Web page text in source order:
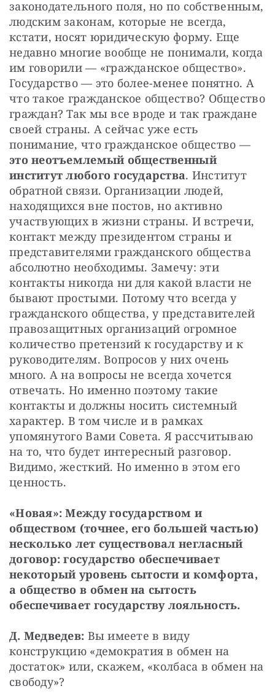
законодательного поля, но по собственным,
людским законам, которые не всегда,
кстати, носят юридическую форму. Еще
недавно многие вообще не понимали, когда
им говорили — «гражданское общество».
Государство — это более-менее понятно. А
что такое гражданское общество? Общество
граждан? Так мы все вроде и так граждане
своей страны. А сейчас уже есть
это неотъемлемый общественный
институт любого государства. Институт
обратной связи. Организации людей,
находящихся вне постов, но активно
участвующих в жизни страны. И встречи,
контакт между президентом страны и
представителями гражданского общества
абсолютно необходимы. Замечу: эти
контакты никогда ни для какой власти не
бывают простыми. Потому что всегда у
гражданского общества, у представителей
правозащитных организаций огромное
количество претензий к государству и к
руководителям. Вопросов у них очень
много. А на вопросы не всегда хочется
отвечать. Но именно поэтому такие
контакты и должны носить системный
характер. В том числе и в рамках
упомянутого Вами Совета. Я рассчитываю
на то, что будет интересный разговор.
Видимо, жесткий. Но именно в этом его
ценность.
«Новая»: Между государством и
обществом (точнее, его большей частью)
несколько лет существовал негласный
договор: государство обеспечивает
некоторый уровень сытости и комфорта,
а общество в обмен на сытость
обеспечивает государству лояльность.
Д. Медведев: Вы имеете в виду
конструкцию «демократия в обмен на
достаток» или, скажем, «колбаса в обмен на
свободу»?